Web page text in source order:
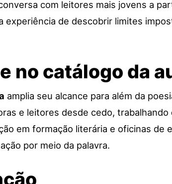
com leitores mais jovens a
experiência de descobrir limites
no catálogo da
amplia seu alcance para além da
e leitores desde cedo, trabalhando
em formação literária e oficinas de
por meio da palavra.